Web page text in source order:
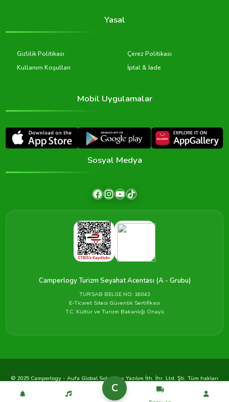
C
Yasal
Gizlilik Politikası
Çerez Politikası
Kullanım Koşulları
İptal & İade
Mobil Uygulamalar
Sosyal Medya
Camperlogy Turizm Seyahat Acentası (A - Grubu)
TURSAB BELGE NO: 18043
E-Ticaret Sitesi Güvenlik Sertifikası
T.C. Kültür ve Turizm Bakanlığı Onaylı
© 2025 Camperlogy - Aufa Global Solutions Yazılım İth. İhr. Ltd. Şti. Tüm hakları
saklıdır.
ÇerezlerKoşullar